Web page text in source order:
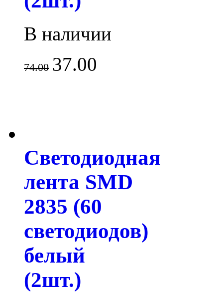
В наличии
74.00 37.00
Светодиодная
лента SMD
2835 (60
светодиодов)
белый
(2шт.)